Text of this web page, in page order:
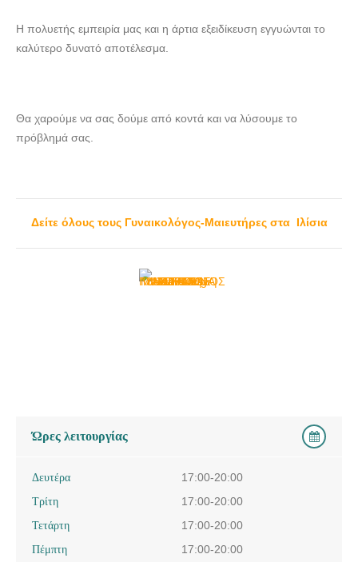
Η πολυετής εμπειρία μας και η άρτια εξειδίκευση εγγυώνται το
καλύτερο δυνατό αποτέλεσμα.
Θα χαρούμε να σας δούμε από κοντά και να λύσουμε το
πρόβλημά σας.
Δείτε όλους τους Γυναικολόγος-Μαιευτήρες στα Ιλίσια
Ώρες λειτουργίας
Δευτέρα
17:00-20:00
Τρίτη
17:00-20:00
Τετάρτη
17:00-20:00
Πέμπτη
17:00-20:00